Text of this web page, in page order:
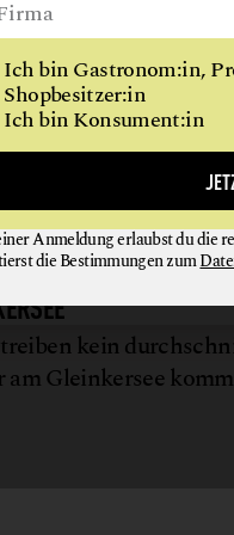
dabei seit
Badegewässern
‚gut‘ bewerteten
Je zwei Gewässer
Bulgarien,
Gewässer können
kein
am Gleinkersee
Ich bin Gastronom:in,
Shopbesitzer:in
Ich bin Konsument:in
Anmeldung erlaubst du die
die Bestimmungen zum